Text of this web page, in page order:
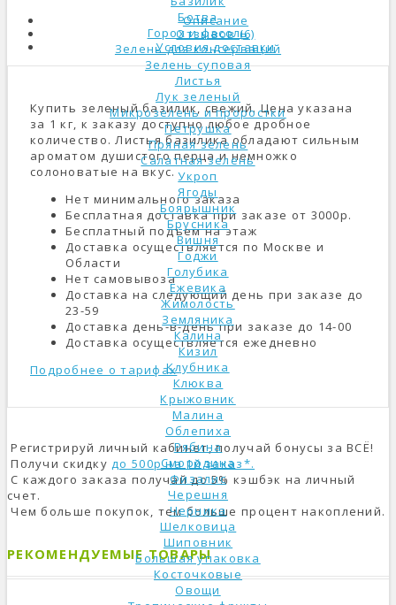
Ботва
Горох и фасоль
Зелень для консерваций
Зелень суповая
Листья
Лук зеленый
Микрозелень и проростки
Петрушка
Пряная зелень
Салатная зелень
Укроп
Ягоды
Боярышник
Брусника
Вишня
Годжи
Голубика
Ежевика
Жимолость
Земляника
Калина
Кизил
Клубника
Клюква
Крыжовник
Малина
Облепиха
Рябина
Смородина
Физалис
Черешня
Черника
Шелковица
Шиповник
Большая упаковка
Косточковые
Овощи
Описание
Отзывов (6)
Условия доставки
Купить зеленый базилик, свежий. Цена указана
за 1 кг, к заказу доступно любое дробное
количество. Листья базилика обладают сильным
ароматом душистого перца и немножко
солоноватые на вкус.
Нет минимального заказа
Бесплатная доставка при заказе от 3000р.
Бесплатный подъем на этаж
Доставка осуществляется по Москве и
Области
Нет самовывоза
Доставка на следующий день при заказе до
23-59
Доставка день-в-день при заказе до 14-00
Доставка осуществляется ежедневно
Подробнее о тарифах
Регистрируй личный кабинет, получай бонусы за ВСЁ!
Получи скидку до 500р на 1й заказ*.
С каждого заказа получай до 5% кэшбэк на личный
счет.
Чем больше покупок, тем больше процент накоплений.
РЕКОМЕНДУЕМЫЕ ТОВАРЫ